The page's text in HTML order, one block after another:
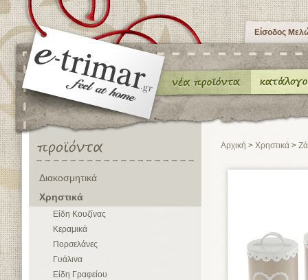
Είσοδος
Διακοσμητικά
Χρηστικά
Είδη Κουζίνας
Κεραμικά
Πορσελάνες
Γυάλινα
Είδη Γραφείου
Αρχική > Χρηστικά >